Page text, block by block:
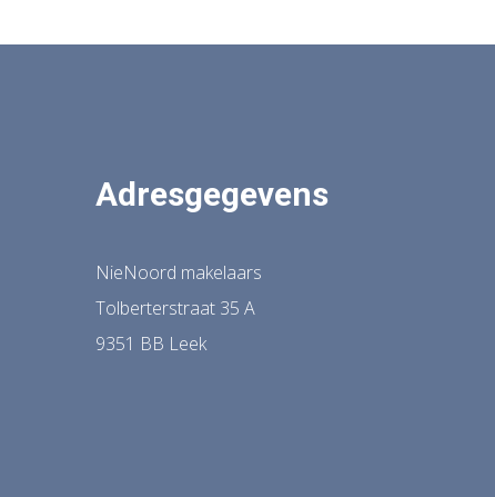
Adresgegevens
NieNoord makelaars
Tolberterstraat 35 A
9351 BB Leek